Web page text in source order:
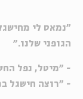
"נמאס לי
הגופני שלנו."
- "מיטל, נפל
- "רוצה חישגל